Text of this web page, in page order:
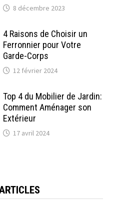
8 décembre 2023
4 Raisons de Choisir un
Ferronnier pour Votre
Garde-Corps
12 février 2024
Top 4 du Mobilier de Jardin:
Comment Aménager son
Extérieur
17 avril 2024